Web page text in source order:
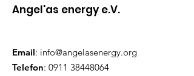
Angel'as energy e.V.
Email: info@angelasenergy.org
Telefon: 0911 38448064